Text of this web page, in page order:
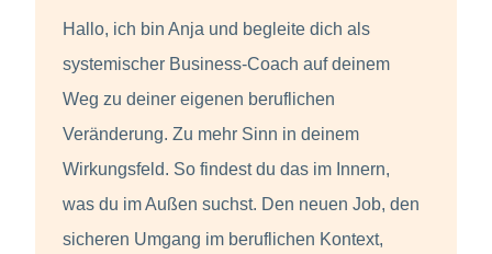
Hallo, ich bin Anja und begleite dich als
systemischer Business-Coach auf deinem
Weg zu deiner eigenen beruflichen
Veränderung. Zu mehr Sinn in deinem
Wirkungsfeld. So findest du das im Innern,
was du im Außen suchst. Den neuen Job, den
sicheren Umgang im beruflichen Kontext,